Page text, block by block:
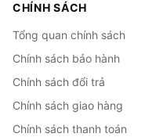
CHÍNH SÁCH
Tổng quan chính sách
Chính sách bảo hành
Chính sách đổi trả
Chính sách giao hàng
Chính sách thanh toán